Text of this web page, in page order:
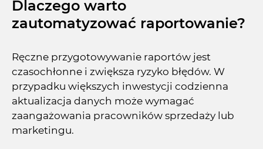
Dlaczego warto
zautomatyzować raportowanie?
Ręczne przygotowywanie raportów jest
czasochłonne i zwiększa ryzyko błędów. W
przypadku większych inwestycji codzienna
aktualizacja danych może wymagać
zaangażowania pracowników sprzedaży lub
marketingu.